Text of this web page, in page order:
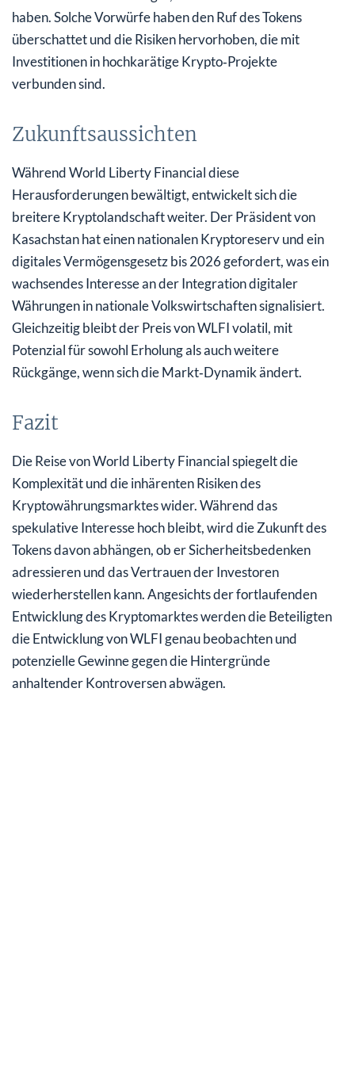
haben. Solche Vorwürfe haben den Ruf des Tokens
überschattet und die Risiken hervorhoben, die mit
Investitionen in hochkarätige Krypto‑Projekte
verbunden sind.
Zukunftsaussichten
Während World Liberty Financial diese
Herausforderungen bewältigt, entwickelt sich die
breitere Kryptolandschaft weiter. Der Präsident von
Kasachstan hat einen nationalen Kryptoreserv und ein
digitales Vermögensgesetz bis 2026 gefordert, was ein
wachsendes Interesse an der Integration digitaler
Währungen in nationale Volkswirtschaften signalisiert.
Gleichzeitig bleibt der Preis von WLFI volatil, mit
Potenzial für sowohl Erholung als auch weitere
Rückgänge, wenn sich die Markt‑Dynamik ändert.
Fazit
Die Reise von World Liberty Financial spiegelt die
Komplexität und die inhärenten Risiken des
Kryptowährungsmarktes wider. Während das
spekulative Interesse hoch bleibt, wird die Zukunft des
Tokens davon abhängen, ob er Sicherheitsbedenken
adressieren und das Vertrauen der Investoren
wiederherstellen kann. Angesichts der fortlaufenden
Entwicklung des Kryptomarktes werden die Beteiligten
die Entwicklung von WLFI genau beobachten und
potenzielle Gewinne gegen die Hintergründe
anhaltender Kontroversen abwägen.